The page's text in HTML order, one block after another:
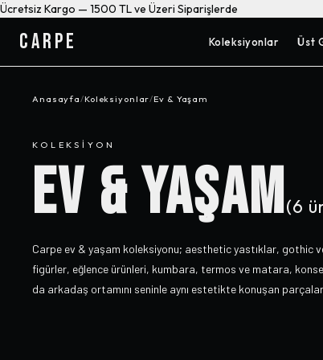
Ücretsiz Kargo — 1500 TL ve Üzeri Siparişlerde
CARPE Koleksiyonlar Üst
Anasayfa/Koleksiyonlar/Ev & Yaşam
KOLEKSIYON
EV & YAŞAM(6
Carpe ev & yaşam koleksiyonu; aesthetic yastıklar, gothic
figürler, eğlence ürünleri, kumbara, termos ve matara,
da arkadaş ortamını seninle aynı estetikte konuşan